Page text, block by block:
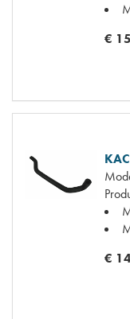
€
€